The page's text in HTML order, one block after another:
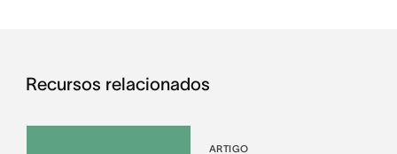
Recursos relacionados
ARTIGO